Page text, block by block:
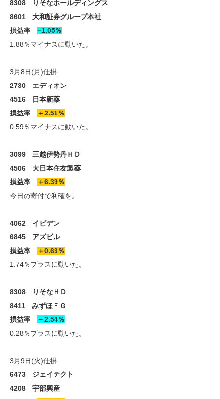
8308 りそなホールディングス
8601 大和証券グループ本社
損益率 −1.05％
1.88％マイナスに動いた。
3月8日(月)仕掛
2730 エディオン
4516 日本新薬
損益率
＋2.51％
0.59％マイナスに動いた。
3099 三越伊勢丹ＨＤ
4506 大日本住友製薬
損益率
＋6.39％
今日の寄付で利確を。
4062 イビデン
6845 アズビル
損益率
＋0.63％
1.74％プラスに動いた。
8308 りそなＨＤ
8411 みずほＦＧ
損益率
－2.54％
0.28％プラスに動いた。
3月9日(火)仕掛
6473 ジェイテクト
4208 宇部興産